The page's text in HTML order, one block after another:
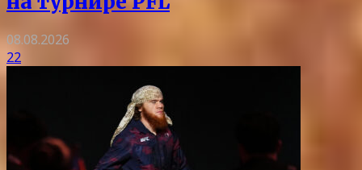
08.08.2026
22